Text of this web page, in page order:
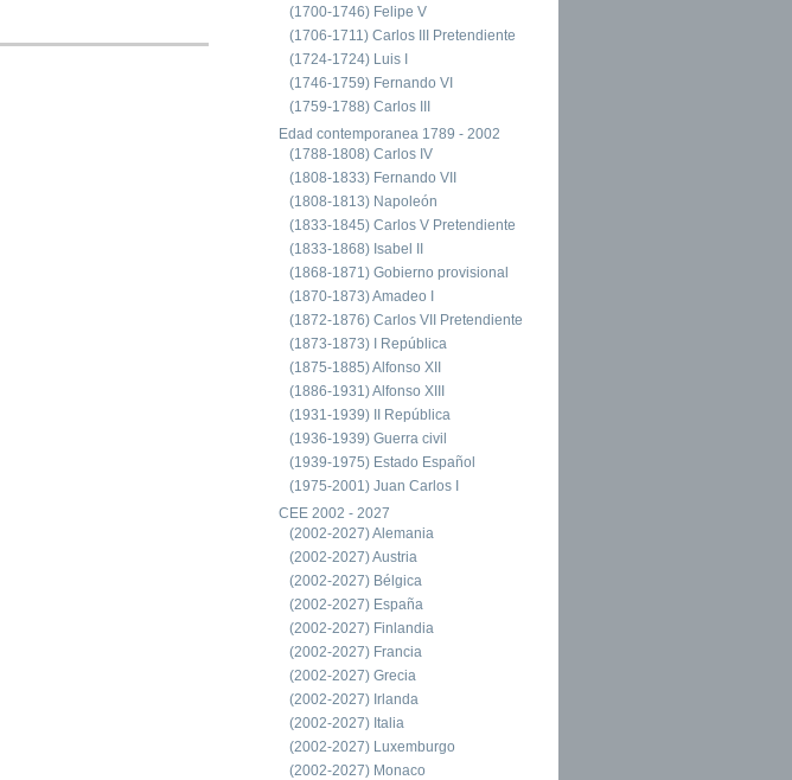
(1700-1746) Felipe V
(1706-1711) Carlos III Pretendiente
(1724-1724) Luis I
(1746-1759) Fernando VI
(1759-1788) Carlos III
Edad contemporanea 1789 - 2002
(1788-1808) Carlos IV
(1808-1833) Fernando VII
(1808-1813) Napoleón
(1833-1845) Carlos V Pretendiente
(1833-1868) Isabel II
(1868-1871) Gobierno provisional
(1870-1873) Amadeo I
(1872-1876) Carlos VII Pretendiente
(1873-1873) I República
(1875-1885) Alfonso XII
(1886-1931) Alfonso XIII
(1931-1939) II República
(1936-1939) Guerra civil
(1939-1975) Estado Español
(1975-2001) Juan Carlos I
CEE 2002 - 2027
(2002-2027) Alemania
(2002-2027) Austria
(2002-2027) Bélgica
(2002-2027) España
(2002-2027) Finlandia
(2002-2027) Francia
(2002-2027) Grecia
(2002-2027) Irlanda
(2002-2027) Italia
(2002-2027) Luxemburgo
(2002-2027) Monaco